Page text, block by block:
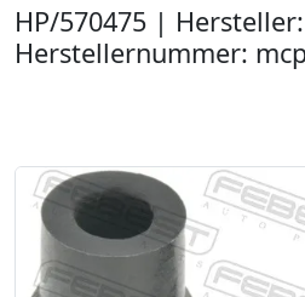
HP/570475 | Hersteller:
Herstellernummer: